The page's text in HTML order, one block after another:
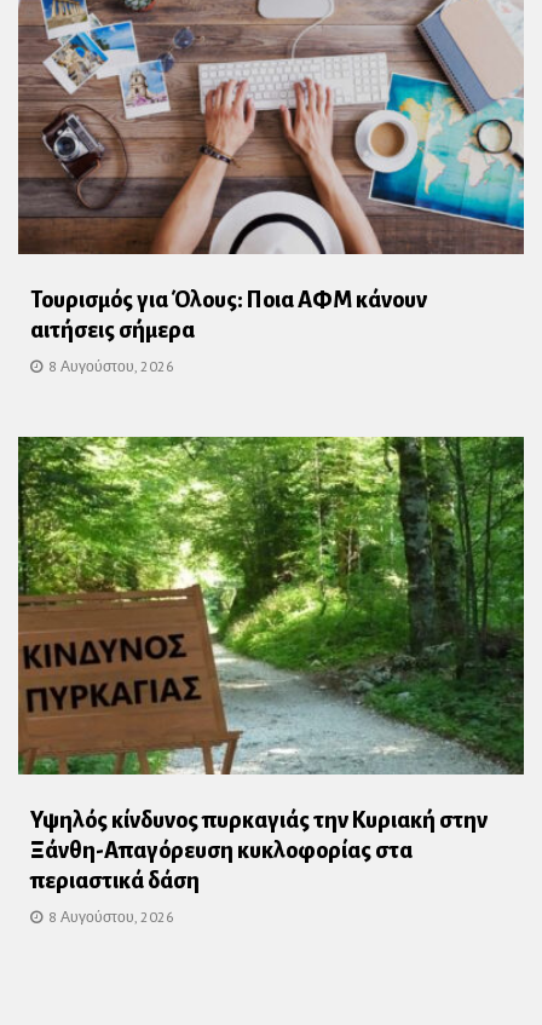
Τουρισμός για Όλους: Ποια ΑΦΜ κάνουν
αιτήσεις σήμερα
8 Αυγούστου, 2026
Υψηλός κίνδυνος πυρκαγιάς την Κυριακή στην
Ξάνθη-Απαγόρευση κυκλοφορίας στα
περιαστικά δάση
8 Αυγούστου, 2026